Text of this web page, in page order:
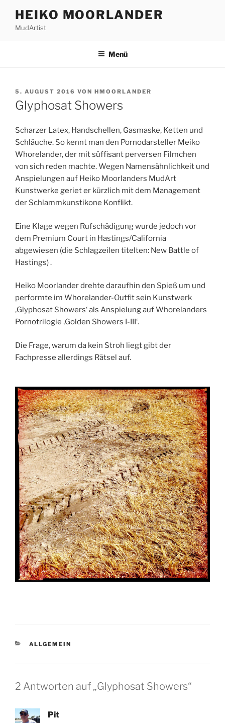
Inhalt
springen
HEIKO MOORLANDER
MudArtist
Menü
VERÖFFENTLICHT
AM
5. AUGUST 2016 VON HMOORLANDER
Glyphosat Showers
Scharzer Latex, Handschellen, Gasmaske, Ketten und
Schläuche. So kennt man den Pornodarsteller Meiko
Whorelander, der mit süffisant perversen Filmchen
von sich reden machte. Wegen Namensähnlichkeit und
Anspielungen auf Heiko Moorlanders MudArt
Kunstwerke geriet er kürzlich mit dem Management
der Schlammkunstikone Konflikt.
Eine Klage wegen Rufschädigung wurde jedoch vor
dem Premium Court in Hastings/California
abgewiesen (die Schlagzeilen titelten: New Battle of
Hastings) .
Heiko Moorlander drehte daraufhin den Spieß um und
performte im Whorelander-Outfit sein Kunstwerk
‚Glyphosat Showers‘ als Anspielung auf Whorelanders
Pornotrilogie ‚Golden Showers I-III‘.
Die Frage, warum da kein Stroh liegt gibt der
Fachpresse allerdings Rätsel auf.
KATEGORIEN
ALLGEMEIN
2 Antworten auf „Glyphosat Showers“
Pit